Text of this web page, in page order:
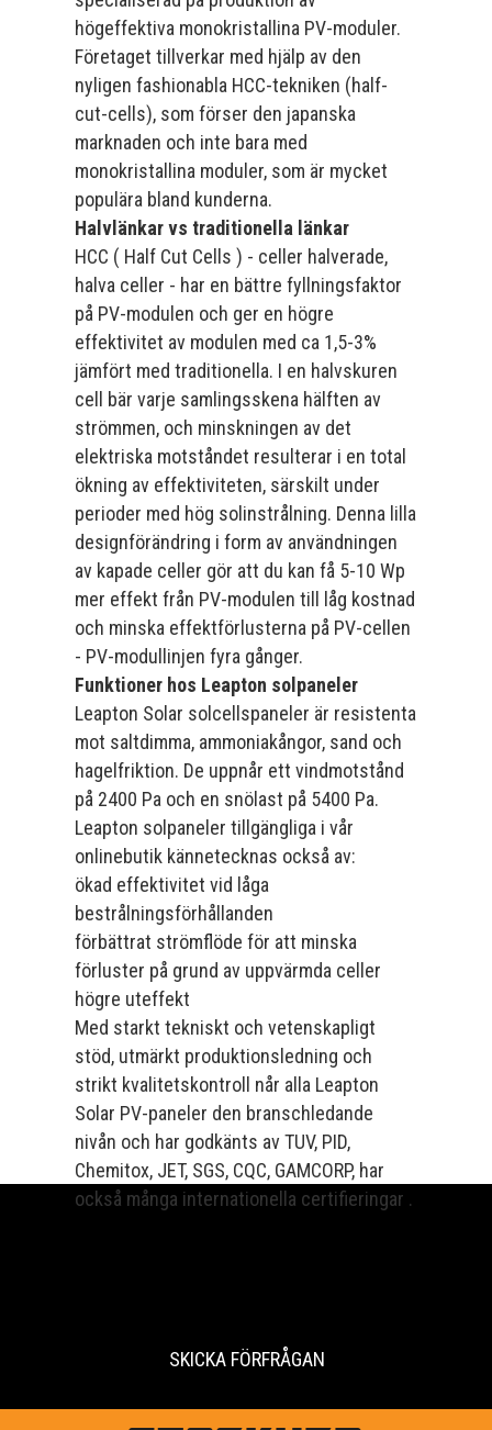
SKICKA FÖRFRÅGAN
högeffektiva monokristallina PV-moduler.
Företaget tillverkar med hjälp av den
nyligen fashionabla HCC-tekniken (half-
cut-cells), som förser den japanska
marknaden och inte bara med
monokristallina moduler, som är mycket
populära bland kunderna.
Halvlänkar vs traditionella länkar
HCC ( Half Cut Cells ) - celler halverade,
halva celler - har en bättre fyllningsfaktor
på PV-modulen och ger en högre
effektivitet av modulen med ca 1,5-3%
jämfört med traditionella. I en halvskuren
cell bär varje samlingsskena hälften av
strömmen, och minskningen av det
elektriska motståndet resulterar i en total
ökning av effektiviteten, särskilt under
perioder med hög solinstrålning. Denna lilla
designförändring i form av användningen
av kapade celler gör att du kan få 5-10 Wp
mer effekt från PV-modulen till låg kostnad
och minska effektförlusterna på PV-cellen
- PV-modullinjen fyra gånger.
Funktioner hos Leapton solpaneler
Leapton Solar solcellspaneler är resistenta
mot saltdimma, ammoniakångor, sand och
hagelfriktion. De uppnår ett vindmotstånd
på 2400 Pa och en snölast på 5400 Pa.
Leapton solpaneler tillgängliga i vår
onlinebutik kännetecknas också av:
ökad effektivitet vid låga
bestrålningsförhållanden
förbättrat strömflöde för att minska
förluster på grund av uppvärmda celler
högre uteffekt
Med starkt tekniskt och vetenskapligt
stöd, utmärkt produktionsledning och
strikt kvalitetskontroll når alla Leapton
Solar PV-paneler den branschledande
nivån och har godkänts av TUV, PID,
Chemitox, JET, SGS, CQC, GAMCORP, har
också många internationella certifieringar .